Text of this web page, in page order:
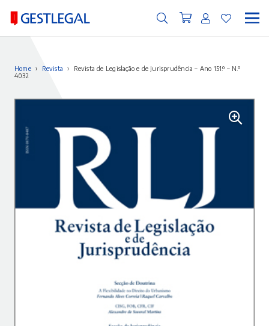
Home › Revista ›
Revista de Legislação e de Jurisprudência – Ano 151.º – N.º
4032